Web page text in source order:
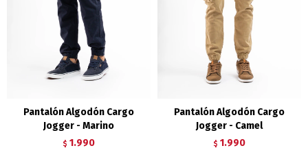
Pantalón Algodón Cargo
Jogger - Marino
$ 1.990
Pantalón Algodón Cargo
Jogger - Camel
$ 1.990